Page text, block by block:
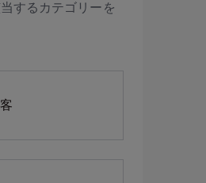
するカテゴリーを